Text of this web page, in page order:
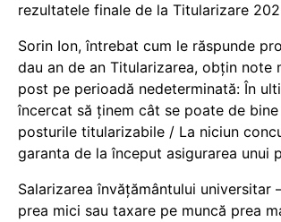
rezultatele finale de la Titularizare
Sorin Ion, întrebat cum le răspunde
dau an de an Titularizarea, obțin note
post pe perioadă nedeterminată: În
încercat să ținem cât se poate de
posturile titularizabile / La niciun
garanta de la început asigurarea unui
Salarizarea învățământului universitar
prea mici sau taxare pe muncă prea